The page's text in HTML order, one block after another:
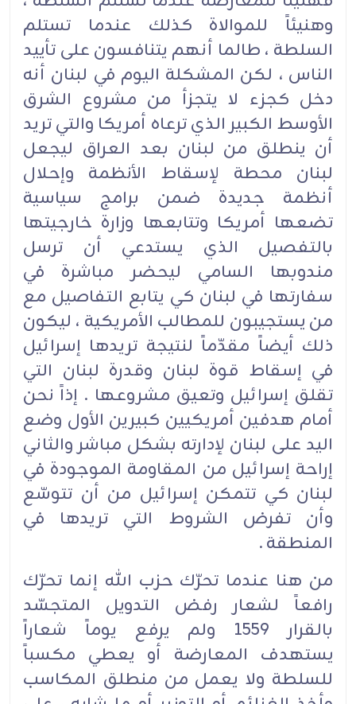
وهنيئاً للموالاة كذلك عندما تستلم
السلطة ، طالما أنهم يتنافسون على تأييد
الناس ، لكن المشكلة اليوم في لبنان أنه
دخل كجزء لا يتجزأ من مشروع الشرق
الأوسط الكبير الذي ترعاه أمريكا والتي تريد
أن ينطلق من لبنان بعد العراق ليجعل
لبنان محطة لإسقاط الأنظمة وإحلال
أنظمة جديدة ضمن برامج سياسية
تضعها أمريكا وتتابعها وزارة خارجيتها
بالتفصيل الذي يستدعي أن ترسل
مندوبها السامي ليحضر مباشرة في
سفارتها في لبنان كي يتابع التفاصيل مع
من يستجيبون للمطالب الأمريكية ، ليكون
ذلك أيضاً مقدّماً لنتيجة تريدها إسرائيل
في إسقاط قوة لبنان وقدرة لبنان التي
تقلق إسرائيل وتعيق مشروعها . إذاً نحن
أمام هدفين أمريكيين كبيرين الأول وضع
اليد على لبنان لإدارته بشكل مباشر والثاني
إراحة إسرائيل من المقاومة الموجودة في
لبنان كي تتمكن إسرائيل من أن تتوسّع
وأن تفرض الشروط التي تريدها في
المنطقة .‏
من هنا عندما تحرّك حزب الله إنما تحرّك
رافعاً لشعار رفض التدويل المتجسّد
بالقرار 1559 ولم يرفع يوماً شعاراً
يستهدف المعارضة أو يعطي مكسباً
للسلطة ولا يعمل من منطلق المكاسب